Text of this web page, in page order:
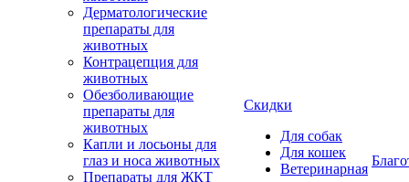
Дерматологические
препараты для
животных
Контрацепция для
животных
Обезболивающие
препараты для
животных
Капли и лосьоны для
глаз и носа животных
Препараты для ЖКТ
Скидки
Для собак
Для кошек
Ветеринарная